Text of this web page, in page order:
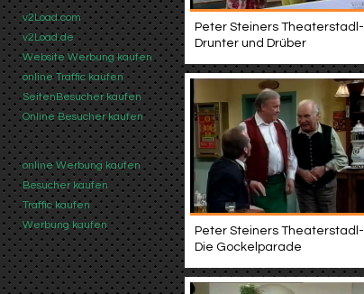
v2Load.com
v2Load.de
Website Werbung kaufen
online Traffic kaufen
SeitenBesucher kaufen
Online Besucher kaufen
online Werbung kaufen
Besucher kaufen
Traffic kaufen
Werbung kaufen
Peter Steiners Theaterstadl-
Drunter und Drüber
Peter Steiners Theaterstadl-
Die Gockelparade